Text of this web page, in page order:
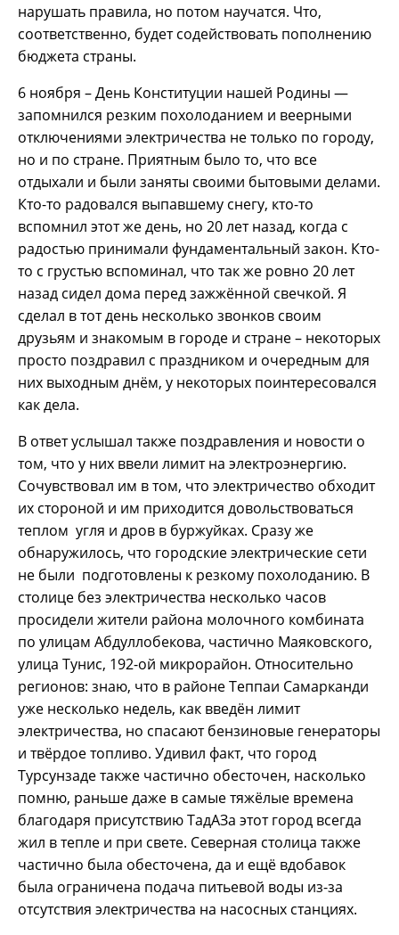
нарушать правила, но потом научатся. Что,
соответственно, будет содействовать пополнению
бюджета страны.
6 ноября – День Конституции нашей Родины —
запомнился резким похолоданием и веерными
отключениями электричества не только по городу,
но и по стране. Приятным было то, что все
отдыхали и были заняты своими бытовыми делами.
Кто-то радовался выпавшему снегу, кто-то
вспомнил этот же день, но 20 лет назад, когда с
радостью принимали фундаментальный закон. Кто-
то с грустью вспоминал, что так же ровно 20 лет
назад сидел дома перед зажжённой свечкой. Я
сделал в тот день несколько звонков своим
друзьям и знакомым в городе и стране – некоторых
просто поздравил с праздником и очередным для
них выходным днём, у некоторых поинтересовался
как дела.
В ответ услышал также поздравления и новости о
том, что у них ввели лимит на электроэнергию.
Сочувствовал им в том, что электричество обходит
их стороной и им приходится довольствоваться
теплом угля и дров в буржуйках. Сразу же
обнаружилось, что городские электрические сети
не были подготовлены к резкому похолоданию. В
столице без электричества несколько часов
просидели жители района молочного комбината
по улицам Абдуллобекова, частично Маяковского,
улица Тунис, 192-ой микрорайон. Относительно
регионов: знаю, что в районе Теппаи Самарканди
уже несколько недель, как введён лимит
электричества, но спасают бензиновые генераторы
и твёрдое топливо. Удивил факт, что город
Турсунзаде также частично обесточен, насколько
помню, раньше даже в самые тяжёлые времена
благодаря присутствию ТадАЗа этот город всегда
жил в тепле и при свете. Северная столица также
частично была обесточена, да и ещё вдобавок
была ограничена подача питьевой воды из-за
отсутствия электричества на насосных станциях.